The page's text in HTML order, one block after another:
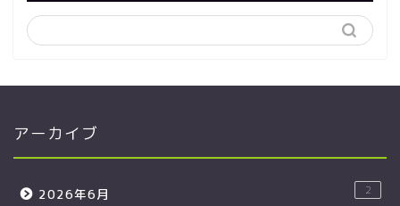
アーカイブ
2026年6月 2